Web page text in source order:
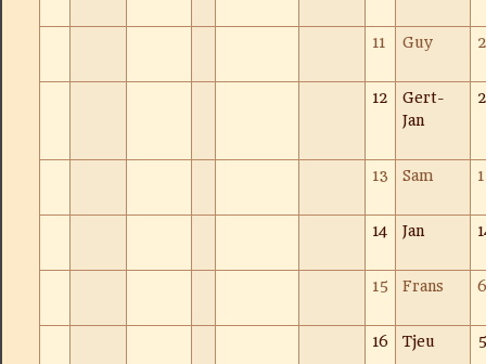
11 Guy
12
Gert-
Jan
13 Sam
14 Jan
15 Frans
16 Tjeu